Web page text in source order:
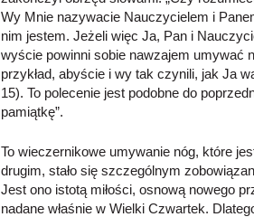
Wy Mnie nazywacie Nauczycielem i
nim jestem. Jeżeli więc Ja, Pan i
wyście powinni sobie nawzajem umywać
przykład, abyście i wy tak czynili, jak Ja
15). To polecenie jest podobne do
pamiątkę”.
To wieczernikowe umywanie nóg, które
drugim, stało się szczególnym
Jest ono istotą miłości, osnową nowego
nadane właśnie w Wielki Czwartek.